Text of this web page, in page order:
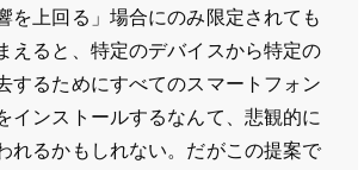
を上回る」場合にのみ限定されても
えると、特定のデバイスから特定の
するためにすべてのスマートフォン
インストールするなんて、悲観的に
れるかもしれない。だがこの提案で